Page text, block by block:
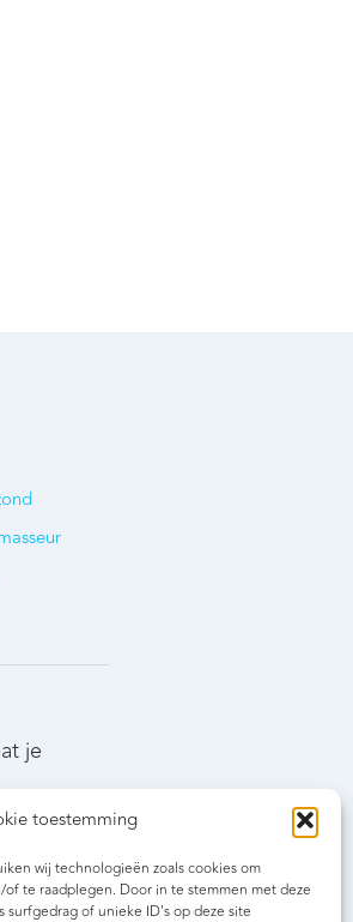
toestemming
wij technologieën zoals cookies om
te raadplegen. Door in te stemmen met deze
of unieke ID's op deze site
je